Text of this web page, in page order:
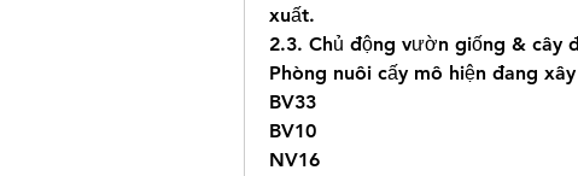
xuất.
2.3. Chủ động vườn giống & cây
Phòng nuôi cấy mô hiện đang
BV33
BV10
NV16